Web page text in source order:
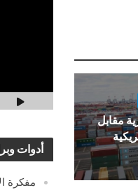
أدوات
مفكرة
مقابل